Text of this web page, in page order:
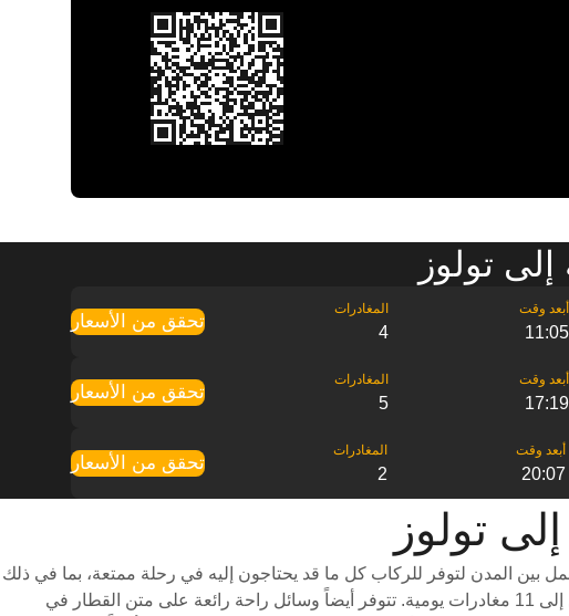
تولوز
11:05
4
تحقق من الأسعار
17:19
5
تحقق من الأسعار
20:07
2
تحقق من الأسعار
بين المدن لتوفر للركاب كل ما قد يحتاجون إليه في رحلة ممتعة، بما في ذلك
درجات سفر متنوعة للاختيار من بينها وأوقات سفر سريعة (تستغرق الرحلة حوالي 2 ساعات) وجدول مواعيد شامل يتضمن ما يصل إلى 11 مغادرات يومية. تتوفر أيضاً وسائل راحة رائعة على متن القطار في